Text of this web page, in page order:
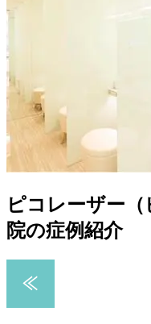
ピコレーザー
院の症例紹介